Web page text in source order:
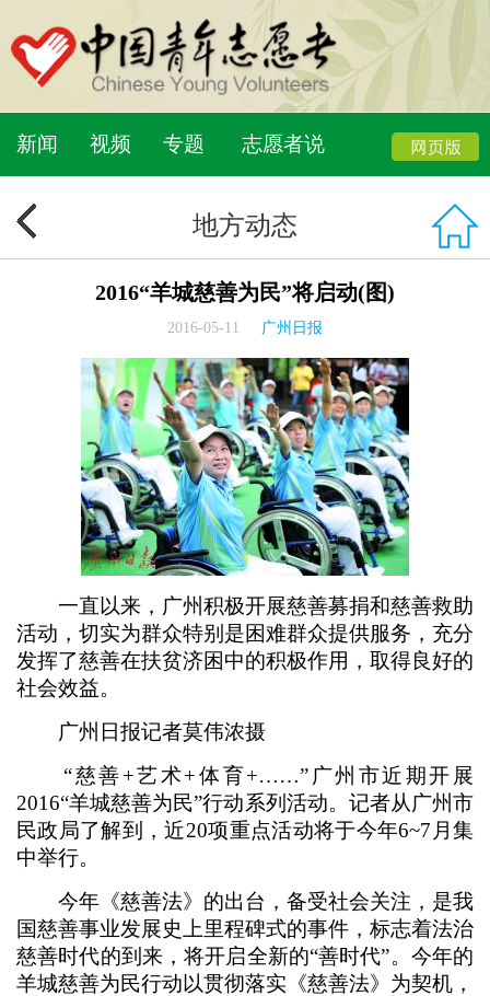
新闻 视频 专题 志愿者说
地方动态
2016“羊城慈善为民”将启动(图)
2016-05-11 广州日报
一直以来，广州积极开展慈善募捐和慈善救助
活动，切实为群众特别是困难群众提供服务，充分
发挥了慈善在扶贫济困中的积极作用，取得良好的
社会效益。
广州日报记者莫伟浓摄
“慈善+艺术+体育+……”广州市近期开展
2016“羊城慈善为民”行动系列活动。记者从广州市
民政局了解到，近20项重点活动将于今年6~7月集
中举行。
今年《慈善法》的出台，备受社会关注，是我
国慈善事业发展史上里程碑式的事件，标志着法治
慈善时代的到来，将开启全新的“善时代”。今年的
羊城慈善为民行动以贯彻落实《慈善法》为契机，